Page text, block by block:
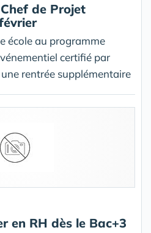
de Projet
école au programme
certifié par
rentrée supplémentaire
en RH dès le Bac+3